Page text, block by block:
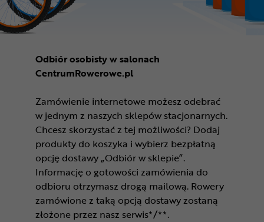
Odbiór osobisty w salonach
CentrumRowerowe.pl
Zamówienie internetowe możesz odebrać
w jednym z naszych sklepów stacjonarnych.
Chcesz skorzystać z tej możliwości? Dodaj
produkty do koszyka i wybierz bezpłatną
opcję dostawy „Odbiór w sklepie”.
Informację o gotowości zamówienia do
odbioru otrzymasz drogą mailową. Rowery
zamówione z taką opcją dostawy zostaną
złożone przez nasz serwis*/**.